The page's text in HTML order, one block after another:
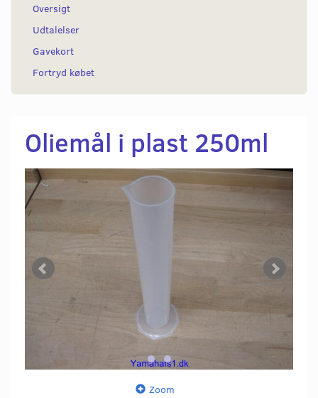
Oversigt
Udtalelser
Gavekort
Fortryd købet
Oliemål i plast 250ml
Zoom